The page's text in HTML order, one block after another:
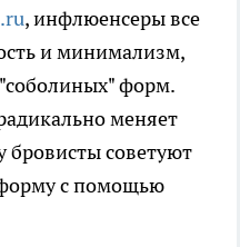
, инфлюенсеры все
и минимализм,
форм.
меняет
советуют
форму с помощью